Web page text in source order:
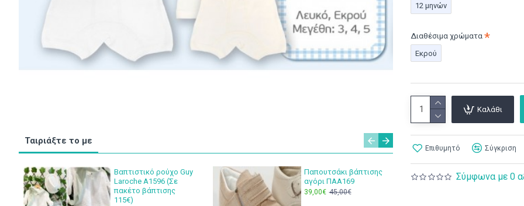
Ταιριάξτε το με
Βαπτιστικό ρούχο Guy
Laroche Α1596 (Σε
πακέτο βάπτισης
115€)
Παπουτσάκι βάπτισης
αγόρι ΠΑΑ169
39,00€ 45,00€
Σύμφωνα με 0
12 μηνών
Διαθέσιμα χρώματα
Εκρού
Καλάθι
Επιθυμητό Σύγκριση